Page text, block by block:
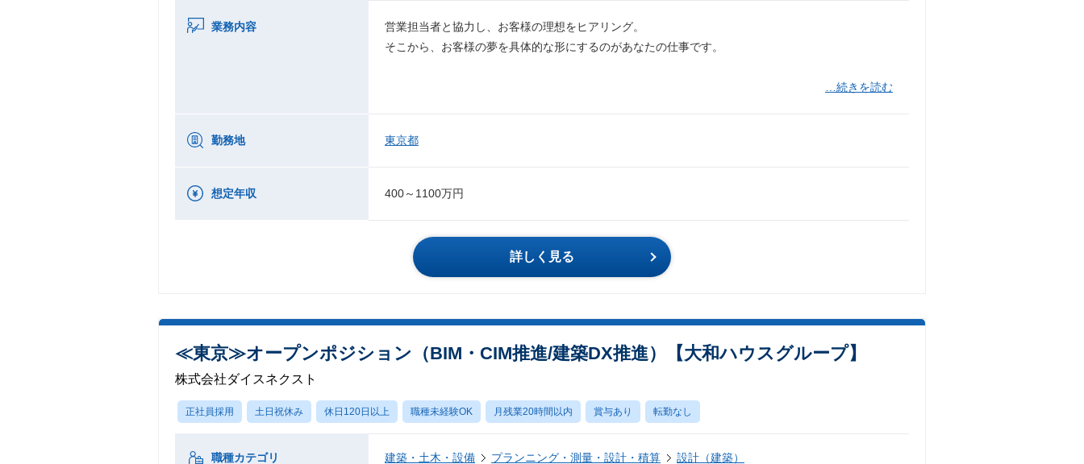
業務内容
営業担当者と協力し、お客様の理想をヒアリング。
そこから、お客様の夢を具体的な形にするのがあなたの仕事です。
…続きを読む
勤務地 東京都
想定年収 400～1100万円
詳しく見る
≪東京≫オープンポジション（BIM・CIM推進/建築DX推進）【大和ハウスグループ】
株式会社ダイスネクスト
正社員採用 土日祝休み 休日120日以上 職種未経験OK 月残業20時間以内 賞与あり 転勤なし
職種カテゴリ 建築・土木・設備 プランニング・測量・設計・積算 設計（建築）